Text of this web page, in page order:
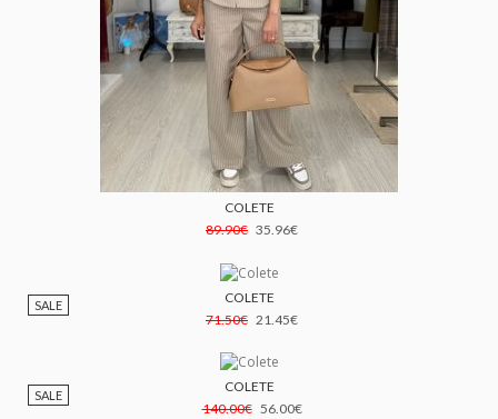
COLETE
89.90€ 35.96€
SALE
COLETE
71.50€ 21.45€
SALE
COLETE
140.00€ 56.00€